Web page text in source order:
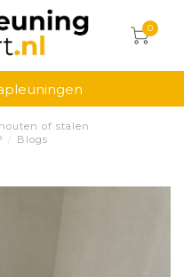
0
of stalen
/ Blogs